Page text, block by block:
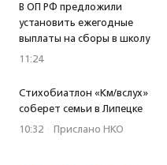
В ОП РФ предложили
установить ежегодные
выплаты на сборы в школу
11:24
Стихобиатлон «Км/вслух»
соберет семьи в Липецке
10:32 · Прислано НКО